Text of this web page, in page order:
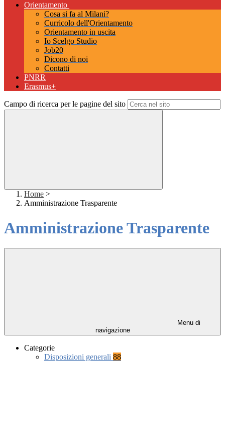
Orientamento
Cosa si fa al Milani?
Curricolo dell'Orientamento
Orientamento in uscita
Io Scelgo Studio
Job20
Dicono di noi
Contatti
PNRR
Erasmus+
Campo di ricerca per le pagine del sito
Home >
Amministrazione Trasparente
Amministrazione Trasparente
Menu di
navigazione
Categorie
Disposizioni generali 88